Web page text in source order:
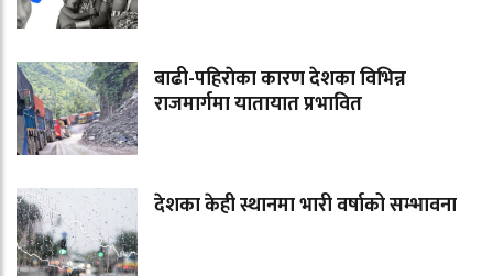
बाढी-पहिराेका कारण देशका विभिन्न
राजमार्गमा यातायात प्रभावित
देशका केही स्थानमा भारी वर्षाको सम्भावना